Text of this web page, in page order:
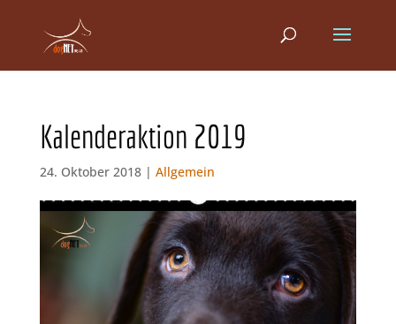
Kalenderaktion 2019
24. Oktober 2018 | Allgemein